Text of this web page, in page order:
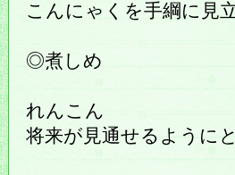
こんにゃくを手綱に見
◎煮しめ
れんこん
将来が見通せるように